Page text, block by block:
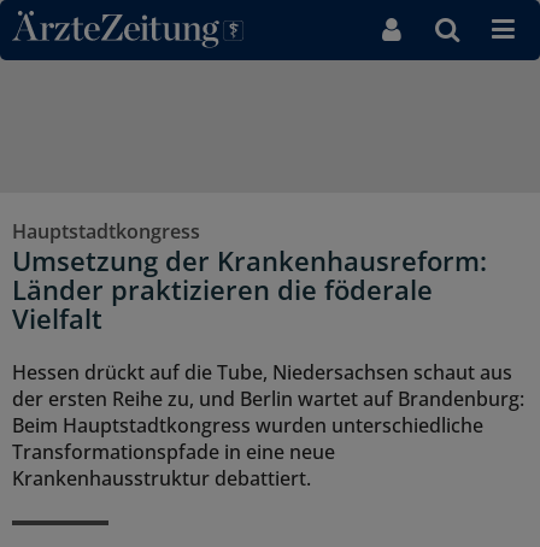
Direkt zum Inhaltsbereich
Hauptstadtkongress
Umsetzung der Krankenhausreform:
Länder praktizieren die föderale
Vielfalt
Hessen drückt auf die Tube, Niedersachsen schaut aus
der ersten Reihe zu, und Berlin wartet auf Brandenburg:
Beim Hauptstadtkongress wurden unterschiedliche
Transformationspfade in eine neue
Krankenhausstruktur debattiert.